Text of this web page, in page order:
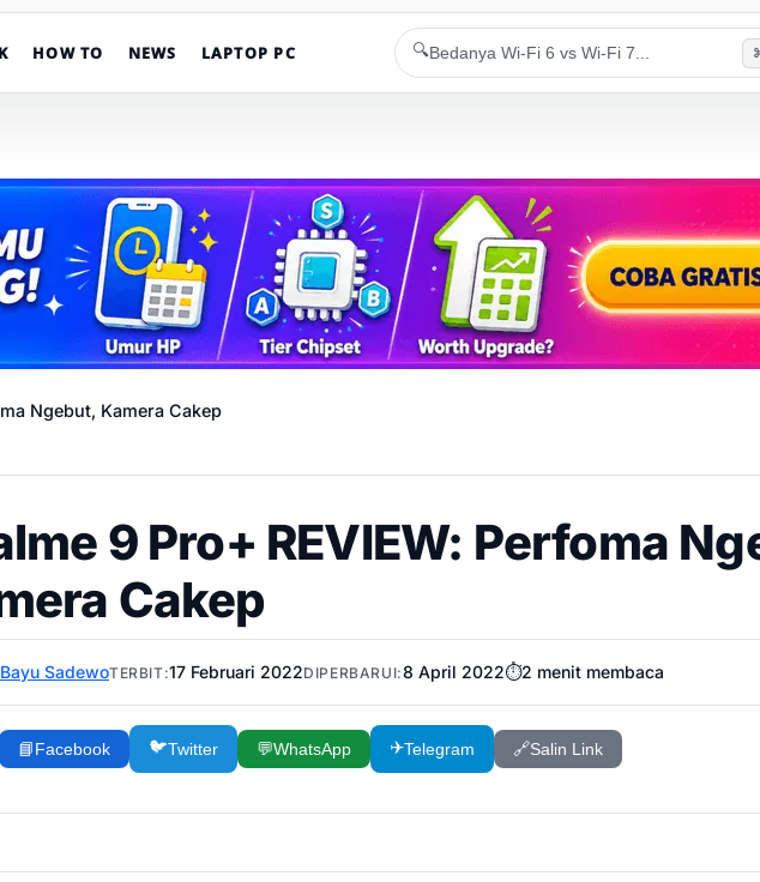
HOW TO NEWS LAPTOP PC 🔍
Ngebut, Kamera Cakep
9 Pro+ REVIEW: Perfoma
Cakep
Bayu SadewoTERBIT:17 Februari 2022DIPERBARUI:8 April 2022⏱️2 menit membaca
📘Facebook 🐦Twitter 💬WhatsApp ✈️Telegram 🔗Salin Link